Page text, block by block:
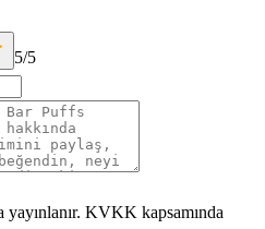
5/5
KVKK kapsamında